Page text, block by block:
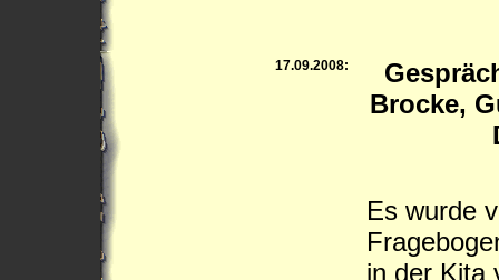
17.09.2008:
Brocke,
Es wurde
in der Kita